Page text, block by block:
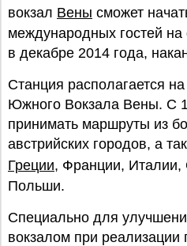
вокзал Вены сможет
международных гостей
в декабре 2014 года,
Станция располагается
Южного Вокзала Вены. С
принимать маршруты из
австрийских городов, а
Греции, Франции, Италии,
Польши.
Специально для
вокзалом при реализации